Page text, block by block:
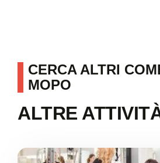
CERCA ALTRI
MOPO
ALTRE